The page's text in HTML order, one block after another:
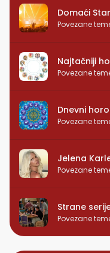
Domaći
Povezane
Najtačniji
Povezane
Dnevni
Povezane
Jelena
Povezane
Strane
Povezane